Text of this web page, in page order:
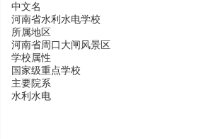
中文名
河南省水利水电学校
所属地区
河南省周口大闸风景区
学校属性
国家级重点学校
主要院系
水利水电